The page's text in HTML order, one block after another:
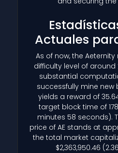
Actuales
As of now, the
difficulty level of around
substantial
successfully mine new
yields a reward of
target block time of
minutes 58 seconds).
price of AE stands at
the total market
$2,363,950.46